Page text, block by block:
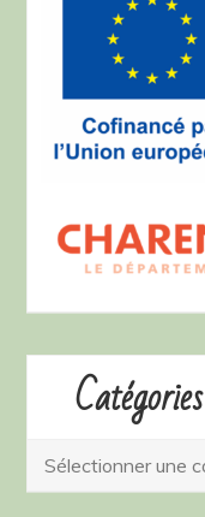
Catégories
Catégories